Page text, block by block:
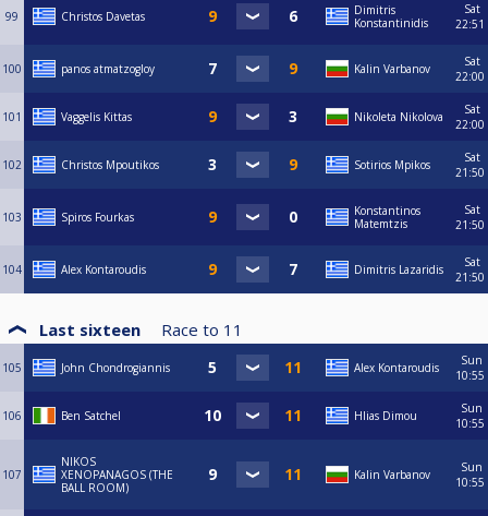
99 Christos Davetas
Dimitris
Konstantinidis
Sat
22:51
100 panos atmatzogloy Kalin Varbanov
Sat
22:00
101 Vaggelis Kittas Nikoleta Nikolova
Sat
22:00
102 Christos Mpoutikos Sotirios Mpikos
Sat
21:50
103 Spiros Fourkas
Konstantinos
Matemtzis
Sat
21:50
104 Alex Kontaroudis Dimitris Lazaridis
Sat
21:50
Last sixteen Race to 11
105 John Chondrogiannis Alex Kontaroudis
Sun
10:55
106 Ben Satchel Hlias Dimou
Sun
10:55
107
NIKOS
XENOPANAGOS (THE
BALL ROOM)
Kalin Varbanov
Sun
10:55